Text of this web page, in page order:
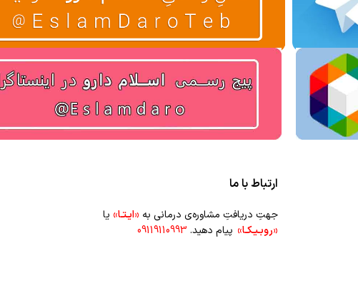
ارتباط با ما
جهتِ دریافتِ مشاوره‌ی درمانی به «ایـتـا» یا
«روبـیـکـا» پیام دهید. 09119110993